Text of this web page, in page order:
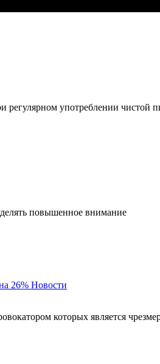
употреблении чистой
повышенное внимание
26% Новости
которых является